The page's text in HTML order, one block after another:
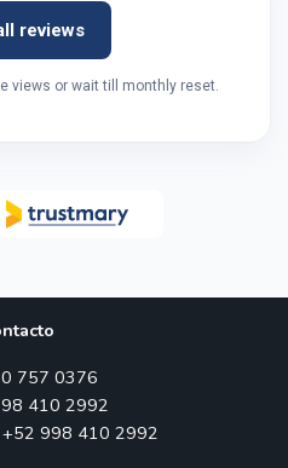
reviews
views or wait till monthly reset.
757 0376
410 2992
998 410 2992